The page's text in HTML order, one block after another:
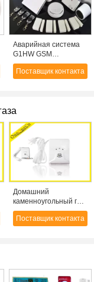
Аварийная система
G1HW GSM
домашняя
Поставщик контакта
Домашний
каменноугольный газ
сигнала тревоги
детектора
Поставщик контакта